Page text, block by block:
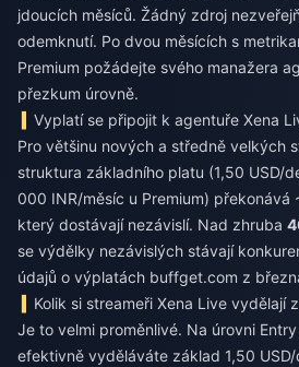
jdoucích měsíců. Žádný zdroj
odemknutí. Po dvou měsících s
Premium požádejte svého manažera
přezkum úrovně.
Vyplatí se připojit k agentuře Xena
Pro většinu nových a středně velkých
struktura základního platu (1,50 USD/
000 INR/měsíc u Premium) překonává
který dostávají nezávislí. Nad zhruba
se výdělky nezávislých stávají
údajů o výplatách buffget.com z
Kolik si streameři Xena Live vydělají
Je to velmi proměnlivé. Na úrovni
efektivně vyděláváte základ 1,50